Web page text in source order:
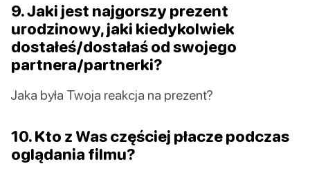
9. Jaki jest najgorszy prezent
urodzinowy, jaki kiedykolwiek
dostałeś/dostałaś od swojego
partnera/partnerki?
Jaka była Twoja reakcja na prezent?
10. Kto z Was częściej płacze podczas
oglądania filmu?